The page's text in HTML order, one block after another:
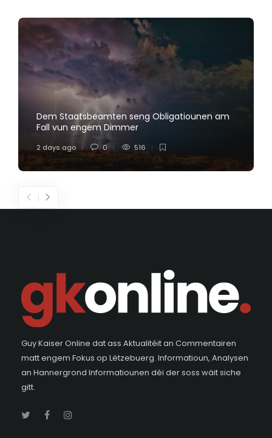
Dem Staatsbeamten seng Obligatiounen am
Fall vun engem Dimmer
2 days ago 0 516
Guy Kaiser Online dat ass Aktualitéit an Commentairen
matt engem Fokus op Lëtzebuerg. Informatioun, Analysen
an Hannergrond Informatiounen déi der soss wäit siche
gitt.